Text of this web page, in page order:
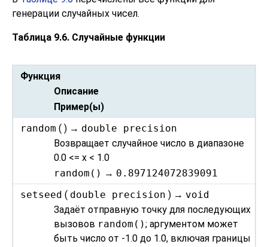
генерации случайных чисел.
Таблица 9.6. Случайные функции
Функция
Описание
Пример(ы)
random ( ) → double precision
Возвращает случайное число в диапазоне
0.0 <= x < 1.0
random() → 0.897124072839091
setseed ( double precision ) → void
Задаёт отправную точку для последующих
вызовов random(); аргументом может
быть число от -1.0 до 1.0, включая границы